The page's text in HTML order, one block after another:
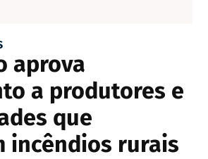
aprova
a produtores e
que
incêndios rurais